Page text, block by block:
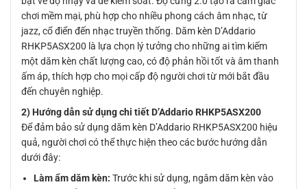
chơi mềm mại, phù hợp cho nhiều phong cách âm nhạc, từ
jazz, cổ điển đến nhạc truyền thống. Dăm kèn D’Addario
RHKP5ASX200 là lựa chọn lý tưởng cho những ai tìm kiếm
một dăm kèn chất lượng cao, có độ phản hồi tốt và âm thanh
ấm áp, thích hợp cho mọi cấp độ người chơi từ mới bắt đầu
đến chuyên nghiệp.
2) Hướng dẫn sử dụng chi tiết D’Addario RHKP5ASX200
Để đảm bảo sử dụng dăm kèn D’Addario RHKP5ASX200 hiệu
quả, người chơi có thể thực hiện theo các bước hướng dẫn
dưới đây:
Làm ẩm dăm kèn: Trước khi sử dụng, ngâm dăm kèn vào